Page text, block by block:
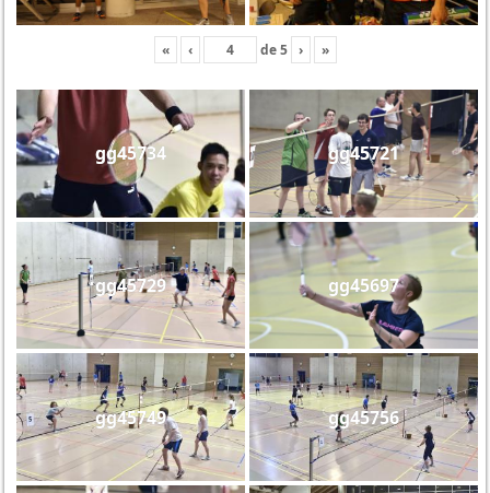
« ‹ de5 › »
gg45734 gg45721
gg45729 gg45697
gg45749 gg45756